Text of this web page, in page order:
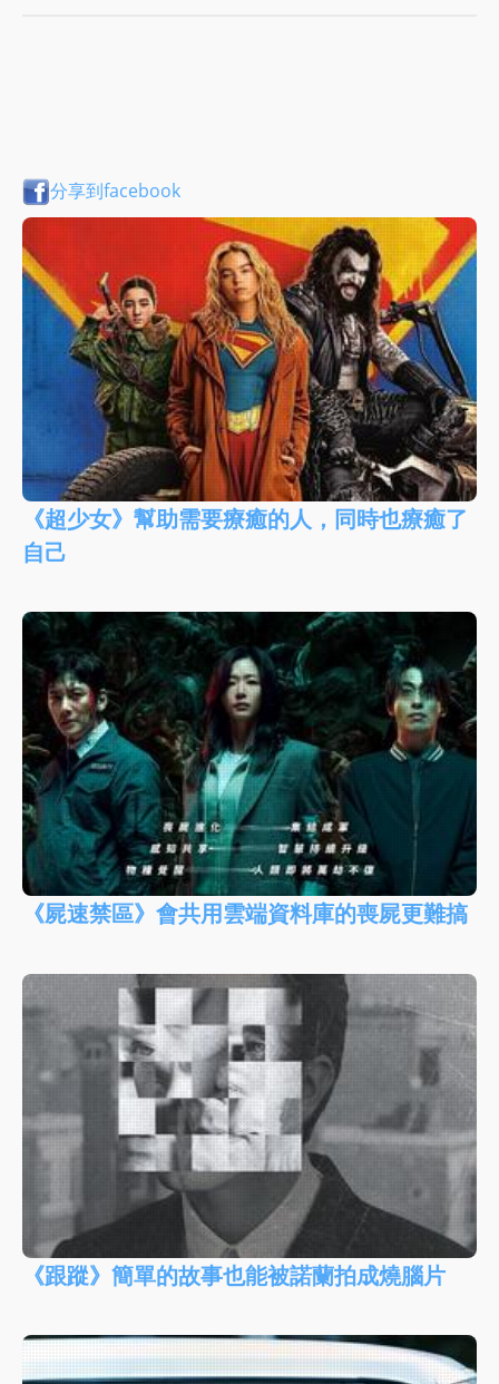
分享到facebook
《超少女》幫助需要療癒的人，同時也療癒了
自己
《屍速禁區》會共用雲端資料庫的喪屍更難搞
《跟蹤》簡單的故事也能被諾蘭拍成燒腦片